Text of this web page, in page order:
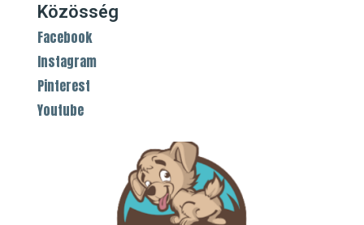
Közösség
Facebook
Instagram
Pinterest
Youtube